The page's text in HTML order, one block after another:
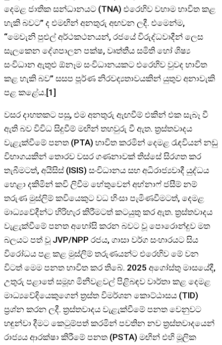
දෙමළ ජාතික සන්ධානයට (TNA) එරෙහිව වහාම භාවිත කළ
හැකි බවට” ද එමඟින් අනතුරු අඟවන ලදී. එමෙන්ම,
“මෙවැනි පුළුල් අර්ථකථනයන්, රජයේ විරුද්ධවාදීන් ලෙස
සැලකෙන දේශපාලන පක්ෂ, වෘත්තීය සමිති හෝ ශිෂ්‍ය
සංවිධාන ඇතුළු ඕනෑම සංවිධානයකට එරෙහිව වුවද භාවිත
කළ හැකි බව” සසප පූර්ණ නිරවද්‍යතාවයකින් යුතුව අනාවැකි
පළ කළේය.[1]
වසර දාහතකට පසු, එම අනතුරු ඇඟවීම් එකින් එක සැබෑ වී
ඇති බව විවිධ සිදුවීම් මඟින් තහවුරු වී ඇත. ත්‍රස්තවාදය
වැළැක්වීමේ පනත (PTA) භාවිත කරමින් දෙමළ රැඳවියන් නඩු
විභාගයකින් තොරව වසර ගණනාවක් තිස්සේ සිරගත කර
තැබීමටත්, අයිසිස් (ISIS) සංවිධානය සහ අධිරාජ්‍යවාදී යුද්ධය
හෙළා දකිමින් කවි ලිවීම හේතුවෙන් අහ්නාෆ් ජසීම් නම්
තරුණ මුස්ලිම් කවියෙකුට වධ හිංසා පැමිණවීමටත්, දෙමළ
මාධ්‍යවේදීන්ට හිරිහැර කිරීමටත් කටයුතු කර ඇත. ත්‍රස්තවාදය
වැළැක්වීමේ පනත අහෝසි කරන බවට වූ පොරොන්දුව මත
බලයට පත් වූ JVP/NPP රජය, ගාසා වර්ග සංහාරයට සිය
විරෝධය පළ කළ මුස්ලිම් තරුණයන්ට එරෙහිව මේ වන
විටත් මෙම පනත භාවිත කර තිබේ. 2025 අගෝස්තු මාසයේදී,
උතුරු පළාතේ සමූහ මිනීවළවල් පිළිබඳව වාර්තා කළ දෙමළ
මාධ්‍යවේදියෙකුගෙන් ත්‍රස්ත විමර්ශන කොට්ඨාසය (TID)
ප්‍රශ්න කරන ලදී. ත්‍රස්තවාදය වැළැක්වීමේ පනත වෙනුවට
හඳුන්වා දීමට කෙටුම්පත් කරමින් පවතින නව ත්‍රස්තවාදයෙන්
රාජ්‍යය ආරක්ෂා කිරීමේ පනත (PSTA) මඟින් එහි මූලික